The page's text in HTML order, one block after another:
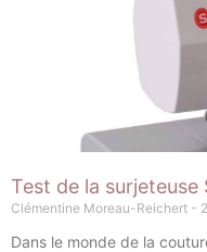
Test de la
Clémentine Moreau-Reichert
Dans le monde de la